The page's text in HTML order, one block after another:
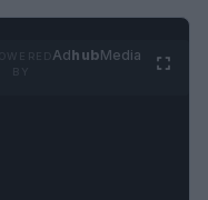
AdhubMedia